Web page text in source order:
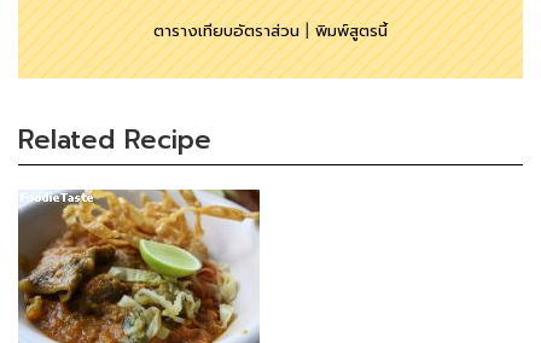
ตารางเทียบอัตราส่วน|พิมพ์สูตรนี้
Related Recipe